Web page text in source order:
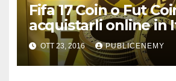
Fifa 17 Coin o Fut
acquistarli online in
OTT 23, 2016 PUBLICENEMY